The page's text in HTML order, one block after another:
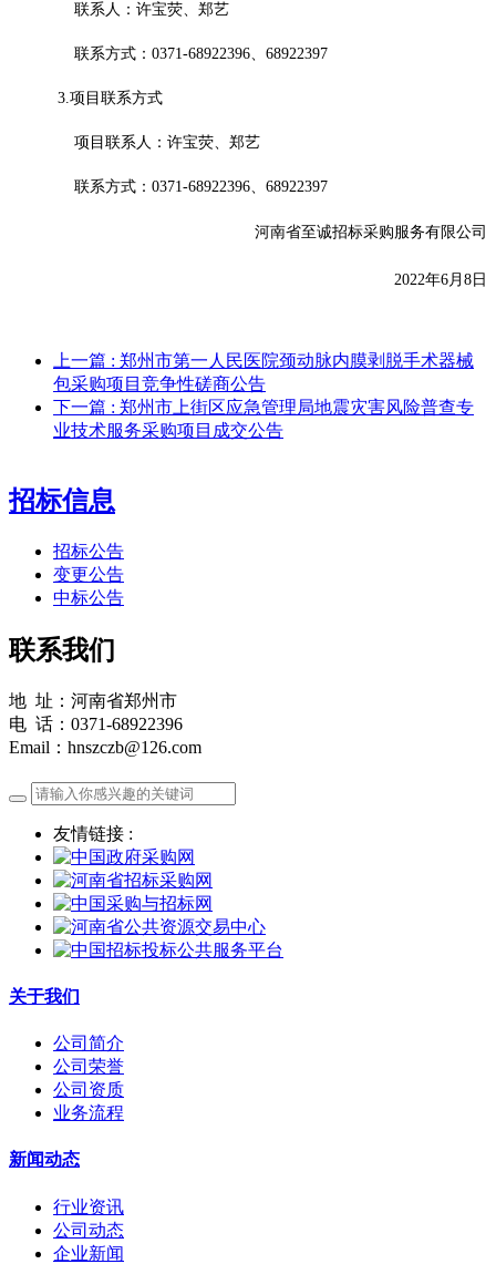
联系人：许宝荧、郑艺
联系方式： 0371-68922396、68922397
3.项目联系方式
项目联系人：许宝荧、郑艺
联系方式： 0371-68922396、68922397
河南省至诚招标采购服务有限公司
2022年6月8日
上一篇 : 郑州市第一人民医院颈动脉内膜剥脱手术器械
包采购项目竞争性磋商公告
下一篇 : 郑州市上街区应急管理局地震灾害风险普查专
业技术服务采购项目成交公告
招标信息
招标公告
变更公告
中标公告
联系我们
地 址：河南省郑州市
电 话：0371-68922396
Email：hnszczb@126.com
友情链接 :
关于我们
公司简介
公司荣誉
公司资质
业务流程
新闻动态
行业资讯
公司动态
企业新闻